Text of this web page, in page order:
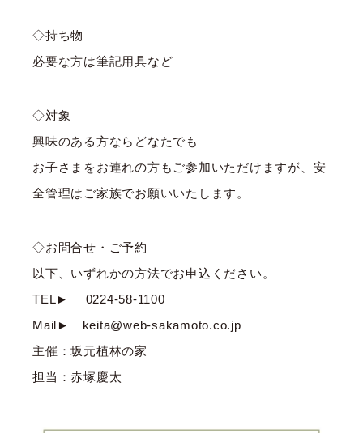
◇持ち物
必要な方は筆記用具など
◇対象
興味のある方ならどなたでも
お子さまをお連れの方もご参加いただけますが、安
全管理はご家族でお願いいたします。
◇お問合せ・ご予約
以下、いずれかの方法でお申込ください。
TEL► 0224-58-1100
Mail► keita@web-sakamoto.co.jp
主催：坂元植林の家
担当：赤塚慶太